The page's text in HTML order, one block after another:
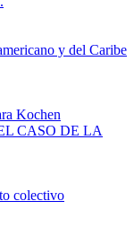
y del Caribe
Kochen
CASO DE LA
colectivo